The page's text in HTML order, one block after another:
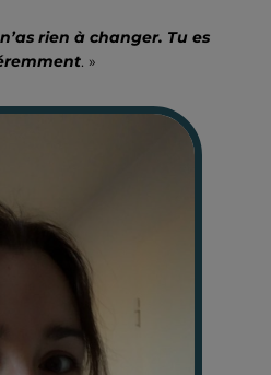
rien à changer. Tu es
. »